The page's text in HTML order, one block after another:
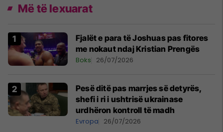
Më të lexuarat
Fjalët e para të Joshuas pas fitores
me nokaut ndaj Kristian Prengës
Boks 26/07/2026
Pesë ditë pas marrjes së detyrës,
shefi i ri i ushtrisë ukrainase
urdhëron kontroll të madh
Evropa 26/07/2026